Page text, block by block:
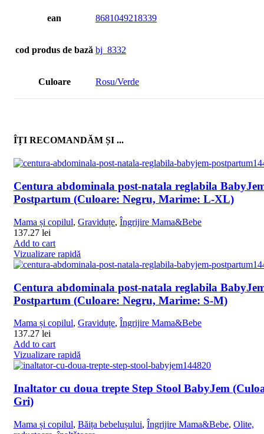
ean 8681049218339
cod produs de bază bj_8332
Culoare Rosu/Verde
ÎȚI RECOMANDĂM ȘI ...
Centura abdominala post-natala reglabila
Postpartum (Culoare: Negru, Marime: L-XL)
Mama și copilul, Graviduțe, Îngrijire Mama&Bebe
137.27 lei
Add to cart
Vizualizare rapidă
Centura abdominala post-natala reglabila
Postpartum (Culoare: Negru, Marime: S-M)
Mama și copilul, Graviduțe, Îngrijire Mama&Bebe
137.27 lei
Add to cart
Vizualizare rapidă
Inaltator cu doua trepte Step Stool BabyJem
Gri)
Mama și copilul, Băița bebelușului, Îngrijire Mama&Bebe, Olite,